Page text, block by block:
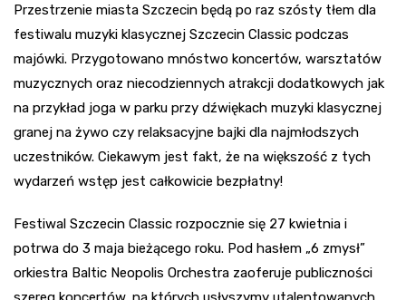
Przestrzenie miasta Szczecin będą po raz szósty tłem dla
festiwalu muzyki klasycznej Szczecin Classic podczas
majówki. Przygotowano mnóstwo koncertów, warsztatów
muzycznych oraz niecodziennych atrakcji dodatkowych jak
na przykład joga w parku przy dźwiękach muzyki klasycznej
granej na żywo czy relaksacyjne bajki dla najmłodszych
uczestników. Ciekawym jest fakt, że na większość z tych
wydarzeń wstęp jest całkowicie bezpłatny!
Festiwal Szczecin Classic rozpocznie się 27 kwietnia i
potrwa do 3 maja bieżącego roku. Pod hasłem „6 zmysł”
orkiestra Baltic Neopolis Orchestra zaoferuje publiczności